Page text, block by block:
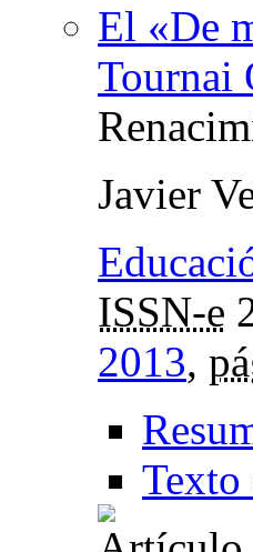
El «De
Tournai
Javier
ISSN-e
2013,
Texto